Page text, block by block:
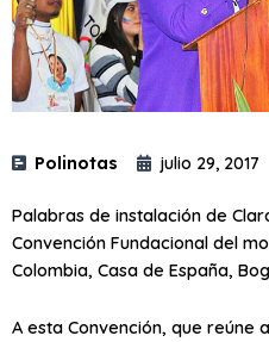
Polinotas julio 29, 2017
Palabras de instalación de
Convención Fundacional del
Colombia, Casa de España,
A esta Convención, que reúne